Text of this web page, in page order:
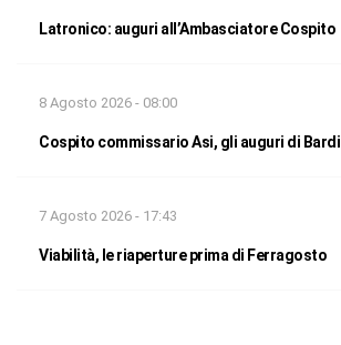
Latronico: auguri all’Ambasciatore Cospito
8 Agosto 2026 - 08:00
Cospito commissario Asi, gli auguri di Bardi
7 Agosto 2026 - 17:43
Viabilità, le riaperture prima di Ferragosto